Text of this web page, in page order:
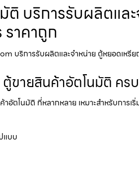
ติ บริการรับผลิตแ
าคาถูก
บริการรับผลิตและจำหน่าย ตู้หยอดเห
ขายสินค้าอัตโนมัติ คร
อัตโนมัติ ที่หลากหลาย เหมาะสำหรับก
แบบ